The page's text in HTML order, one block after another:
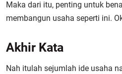
Maka dari itu, penting untuk
membangun usaha seperti ini.
Akhir Kata
Nah itulah sejumlah ide usaha